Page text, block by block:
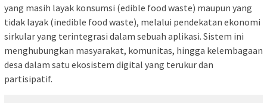
yang masih layak konsumsi (edible food waste) maupun yang
tidak layak (inedible food waste), melalui pendekatan ekonomi
sirkular yang terintegrasi dalam sebuah aplikasi. Sistem ini
menghubungkan masyarakat, komunitas, hingga kelembagaan
desa dalam satu ekosistem digital yang terukur dan
partisipatif.